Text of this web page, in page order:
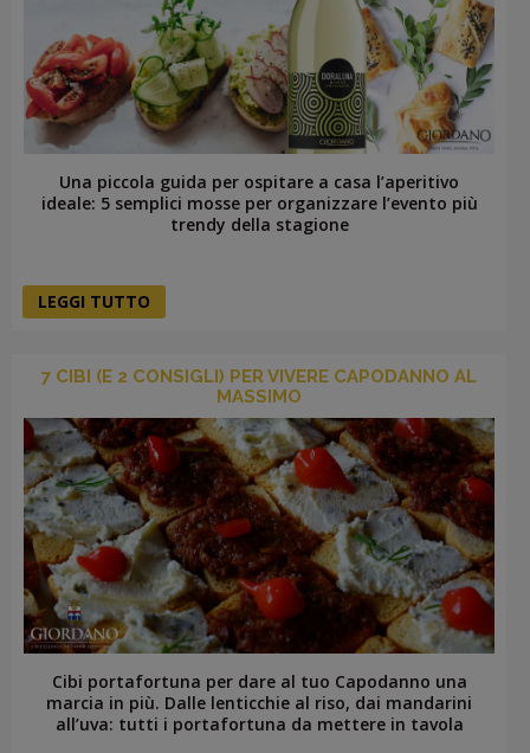
Una piccola guida per ospitare a casa l’aperitivo
ideale: 5 semplici mosse per organizzare l’evento più
trendy della stagione
LEGGI TUTTO
7 CIBI (E 2 CONSIGLI) PER VIVERE CAPODANNO AL
MASSIMO
Cibi portafortuna per dare al tuo Capodanno una
marcia in più. Dalle lenticchie al riso, dai mandarini
all’uva: tutti i portafortuna da mettere in tavola